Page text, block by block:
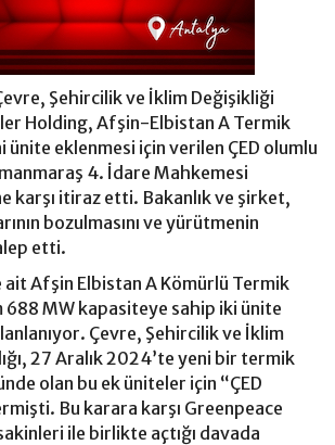
Şehircilik ve İklim Değişikliği
Holding, Afşin-Elbistan A Termik
ünite eklenmesi için verilen ÇED olumlu
4. İdare Mahkemesi
karşı itiraz etti. Bakanlık ve şirket,
bozulmasını ve yürütmenin
etti.
ait Afşin Elbistan A Kömürlü Termik
MW kapasiteye sahip iki ünite
Çevre, Şehircilik ve İklim
27 Aralık 2024’te yeni bir termik
olan bu ek üniteler için “ÇED
Bu karara karşı Greenpeace
ile birlikte açtığı davada